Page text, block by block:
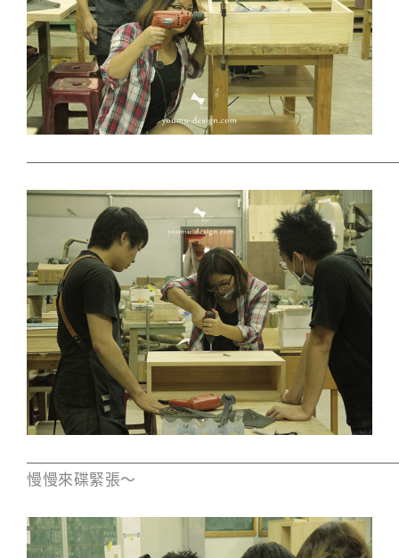
慢慢來碟緊張～